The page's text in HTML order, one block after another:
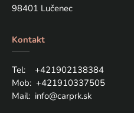
98401 Lučenec
Kontakt
Tel: +421902138384
Mob: +421910337505
Mail: info@carprk.sk